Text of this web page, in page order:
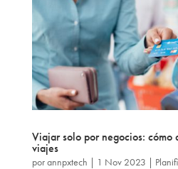
Viajar solo por negocios: cómo
viajes
porannpxtech | 1 Nov 2023 |